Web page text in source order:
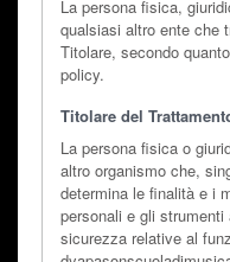
La persona fisica,
qualsiasi altro ente che
Titolare, secondo
policy.
Titolare del
La persona fisica o
altro organismo che,
determina le finalità e i
personali e gli
sicurezza relative al